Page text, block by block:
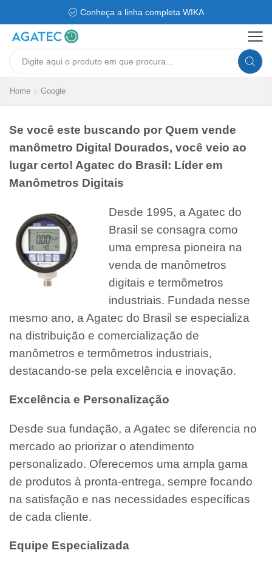
Conheça a linha completa WIKA
Search
Home Google
Se você este buscando por Quem vende
manômetro Digital Dourados, você veio ao
lugar certo! Agatec do Brasil: Líder em
Manômetros Digitais
Desde 1995, a Agatec do
Brasil se consagra como
uma empresa pioneira na
venda de manômetros
digitais e termômetros
industriais. Fundada nesse
mesmo ano, a Agatec do Brasil se especializa
na distribuição e comercialização de
manômetros e termômetros industriais,
destacando-se pela excelência e inovação.
Excelência e Personalização
Desde sua fundação, a Agatec se diferencia no
mercado ao priorizar o atendimento
personalizado. Oferecemos uma ampla gama
de produtos à pronta-entrega, sempre focando
na satisfação e nas necessidades específicas
de cada cliente.
Equipe Especializada